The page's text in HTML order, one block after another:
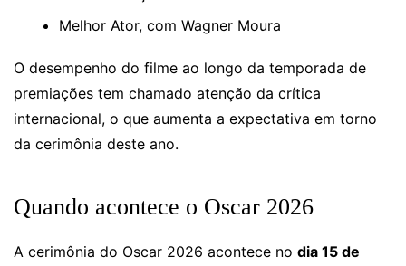
Melhor Ator, com Wagner Moura
O desempenho do filme ao longo da temporada de
premiações tem chamado atenção da crítica
internacional, o que aumenta a expectativa em torno
da cerimônia deste ano.
Quando acontece o Oscar 2026
A cerimônia do Oscar 2026 acontece no dia 15 de